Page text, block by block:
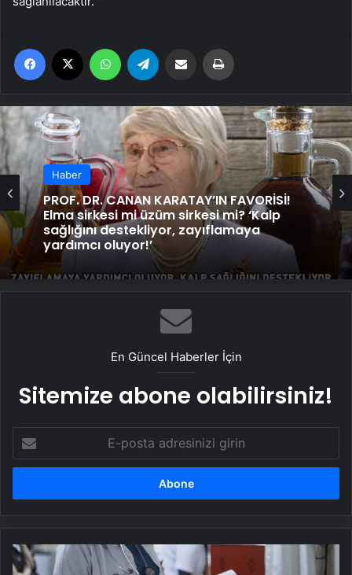
Facebook WhatsApp Email'den paylaş
Haber
PROF. DR. CANAN KARATAY’IN FAVORİSİ!
Elma sirkesi mi üzüm sirkesi mi? ‘Kalp
sağlığını destekliyor, zayıflamaya
yardımcı oluyor!’
En Güncel Haberler İçin
Sitemize abone olabilirsiniz!
posta
adresinizi
Aile
hekimlerinin